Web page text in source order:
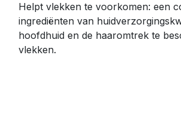
Helpt vlekken te voorkomen: een
ingrediënten van
hoofdhuid en de haaromtrek te
vlekken.